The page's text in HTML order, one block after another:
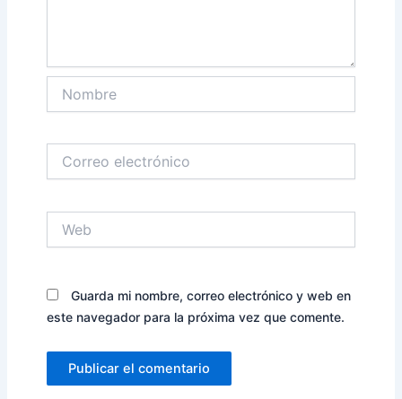
electrónico
Guarda mi nombre, correo electrónico y web en
este navegador para la próxima vez que comente.